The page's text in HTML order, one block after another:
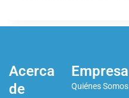
Acerca
de
Empresa
Quiénes Somos